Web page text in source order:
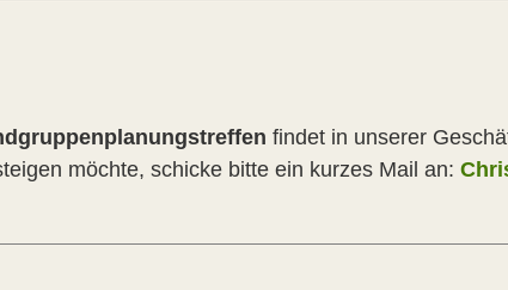
findet in unserer
möchte, schicke bitte ein kurzes Mail an: